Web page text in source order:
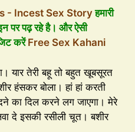
- Incest Sex Storyहमारी
पर पढ़ रहे है। और ऐसी
करेंFree Sex Kahani
यार तेरी बहू तो बहुत खूबसूरत
हंसकर बोला। हां हां करती
का दिल करने लग जाएगा। मेरे
दे इसकी रसीली चूत। बशीर